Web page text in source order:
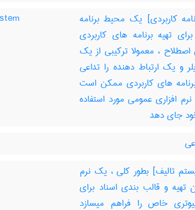
کاربردی] یک محیط برنامه
تهیه برنامه های کاربردی
، معمولا ترکیبی از یک
و یک ارتباط دهنده را تداعی
های کاربردی ممکن است
افزاری عمومی مورد استفاده
خود جای دهد
تالیف] بطور کلی ، یک نرم
تهیه و قالب بندی اسناد برای
خاص را فراهم میسازد